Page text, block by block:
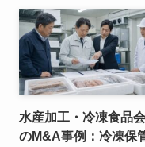
水産加工・冷凍食品
のM&A事例：冷凍保